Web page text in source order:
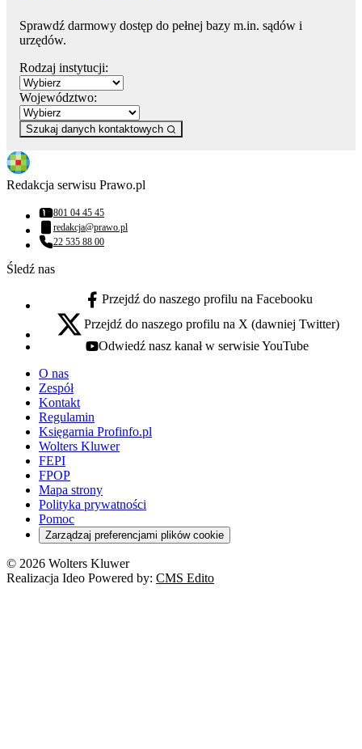
Sprawdź darmowy dostęp do pełnej bazy m.in. sądów i
urzędów.
Rodzaj instytucji:
Województwo:
Szukaj danych kontaktowych
Redakcja serwisu Prawo.pl
Numer telefonu:
801 04 45 45
Adres email:
redakcja@prawo.pl
Numer telefonu:
22 535 88 00
Śledź nas
facebook - otwiera się w nowej karcie
Przejdź do naszego profilu na Facebooku
x - otwiera się w nowej karcie
Przejdź do naszego profilu na X (dawniej Twitter)
youtube - otwiera się w nowej karcie
Odwiedź nasz kanał w serwisie YouTube
O nas
Zespół
Kontakt
Regulamin
Księgarnia Profinfo.pl
Wolters Kluwer
FEPI
FPOP
Mapa strony
Polityka prywatności
Pomoc
Zarządzaj preferencjami plików cookie
© 2026 Wolters Kluwer
Realizacja Ideo Powered by: CMS Edito